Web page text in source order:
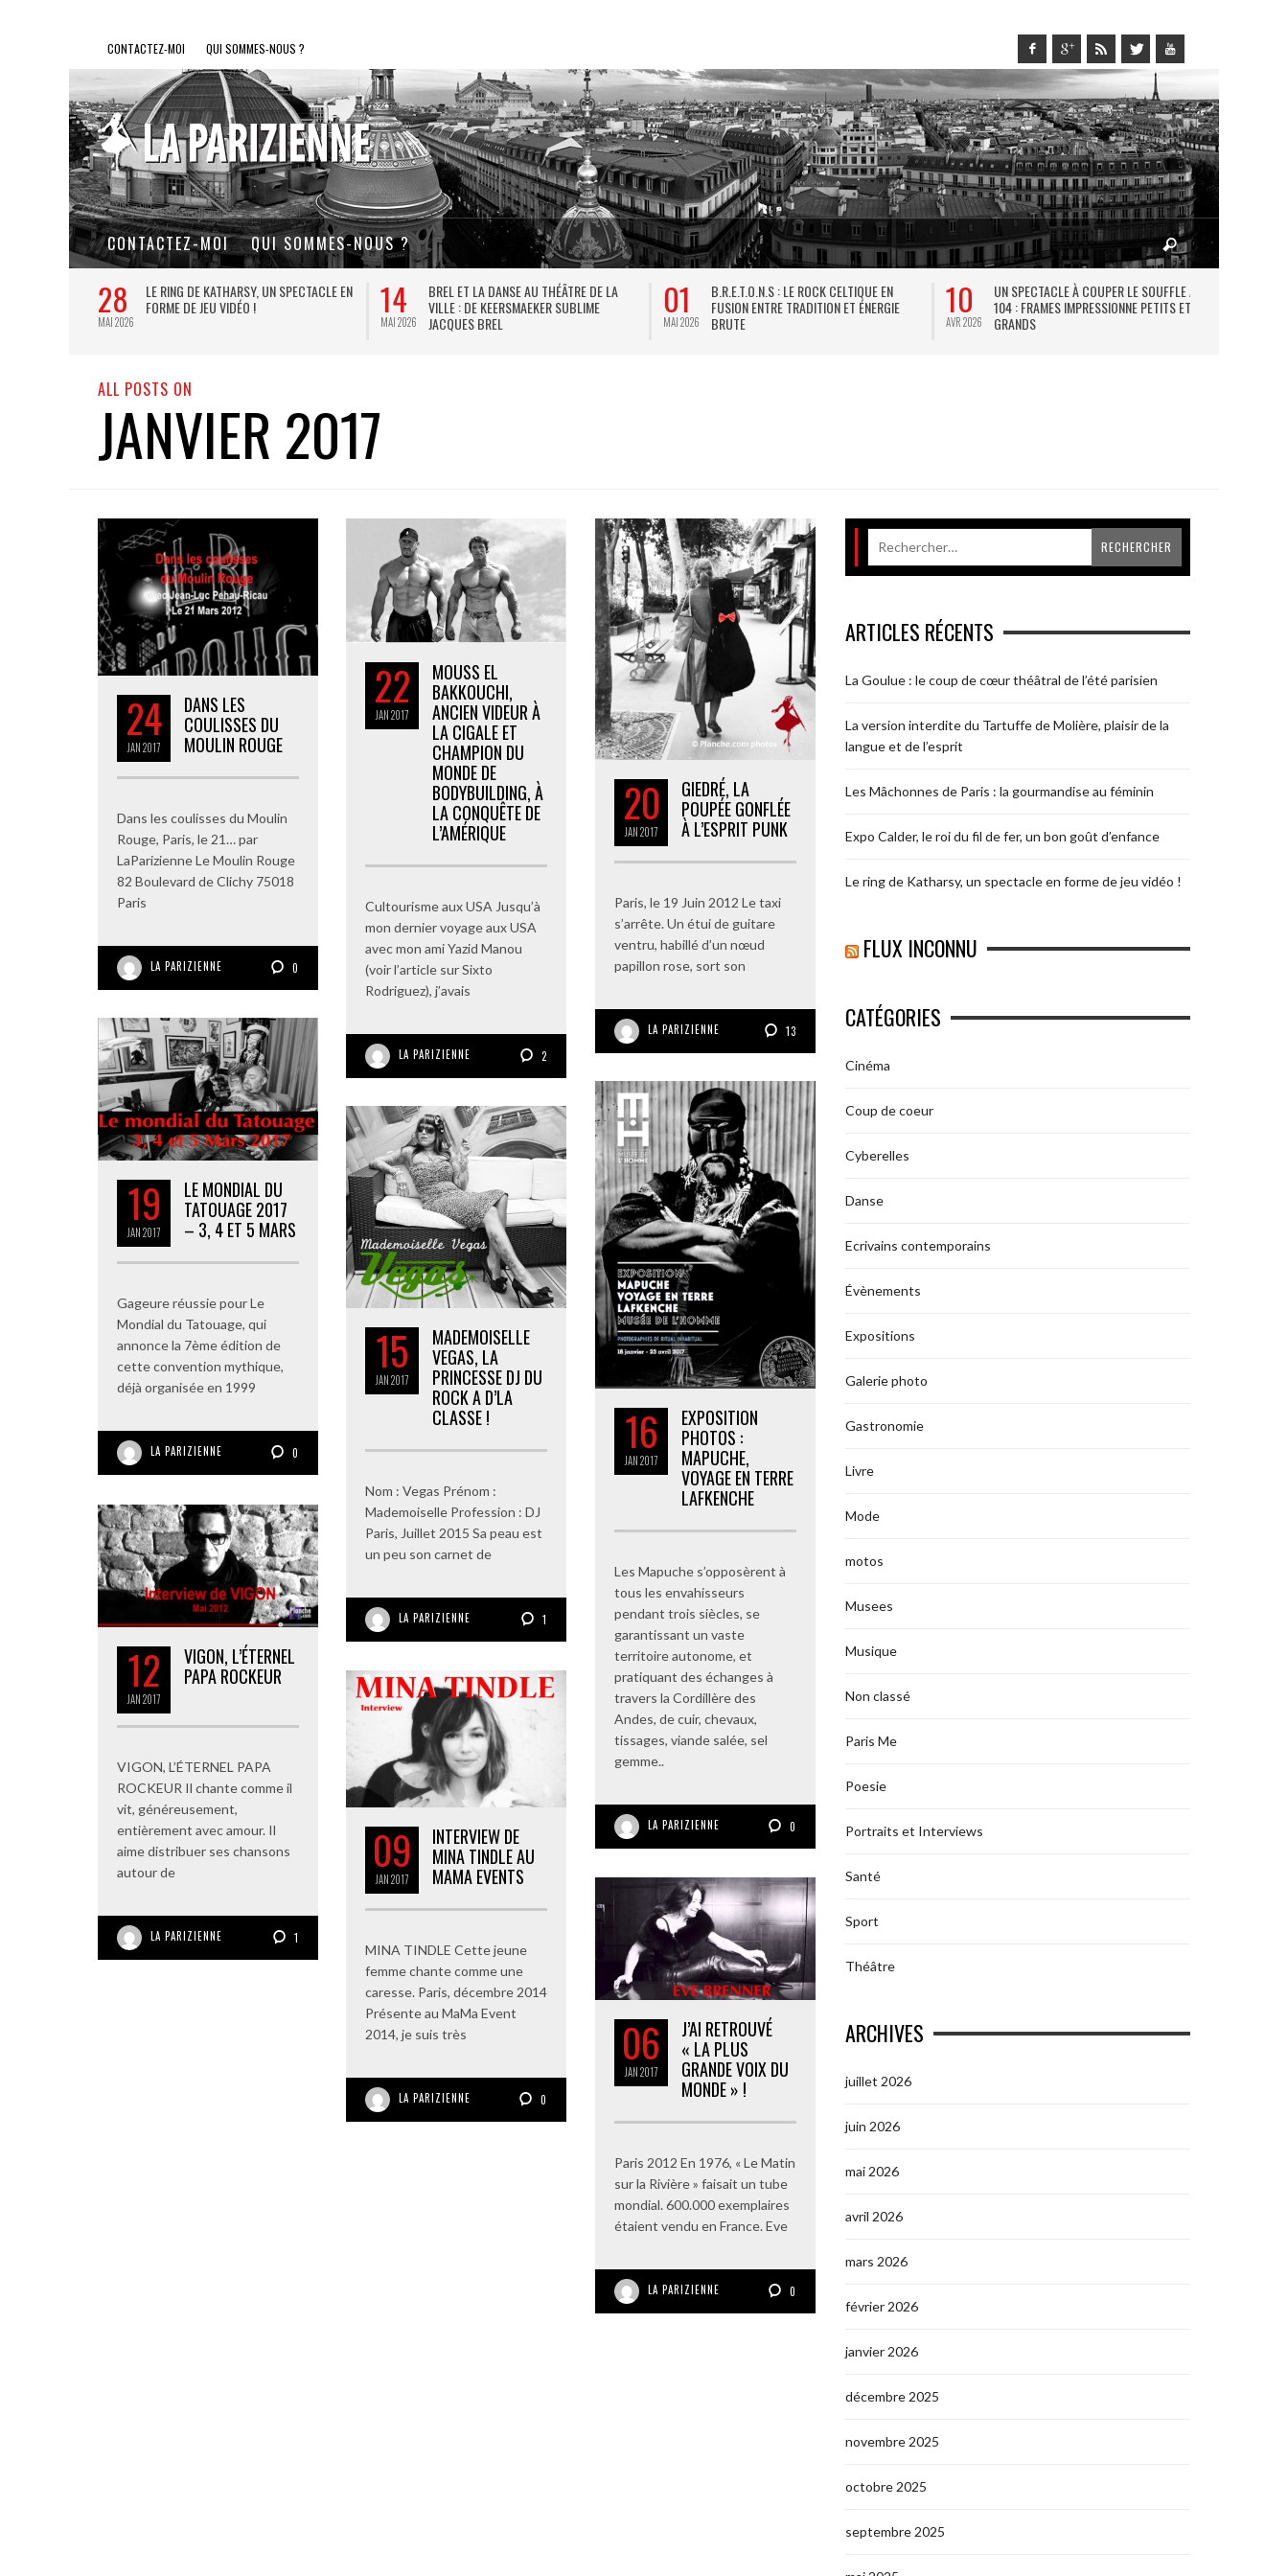
CONTACTEZ-MOI QUI SOMMES-NOUS ?
CONTACTEZ-MOI QUI SOMMES-NOUS ?
28
MAI 2026
LE RING DE KATHARSY, UN SPECTACLE EN
FORME DE JEU VIDÉO !
14
MAI 2026
BREL ET LA DANSE AU THÉÂTRE DE LA
VILLE : DE KEERSMAEKER SUBLIME
JACQUES BREL
01
MAI 2026
B.R.E.T.O.N.S : LE ROCK CELTIQUE EN
FUSION ENTRE TRADITION ET ÉNERGIE
BRUTE
10
AVR 2026
UN SPECTACLE À COUPER LE SOUFFLE AU
104 : FRAMES IMPRESSIONNE PETITS ET
GRANDS
ALL POSTS ON
JANVIER 2017
24
JAN2017
DANS LES
COULISSES DU
MOULIN ROUGE
Dans les coulisses du Moulin
Rouge, Paris, le 21… par
LaParizienne Le Moulin Rouge
82 Boulevard de Clichy 75018
Paris
LA PARIZIENNE 0
22
JAN2017
MOUSS EL
BAKKOUCHI,
ANCIEN VIDEUR À
LA CIGALE ET
CHAMPION DU
MONDE DE
BODYBUILDING, À
LA CONQUÊTE DE
L’AMÉRIQUE
Cultourisme aux USA Jusqu’à
mon dernier voyage aux USA
avec mon ami Yazid Manou
(voir l’article sur Sixto
Rodriguez), j’avais
LA PARIZIENNE 2
20
JAN2017
GIEDRÉ, LA
POUPÉE GONFLÉE
À L’ESPRIT PUNK
Paris, le 19 Juin 2012 Le taxi
s’arrête. Un étui de guitare
ventru, habillé d’un nœud
papillon rose, sort son
LA PARIZIENNE 13
19
JAN2017
LE MONDIAL DU
TATOUAGE 2017
– 3, 4 ET 5 MARS
Gageure réussie pour Le
Mondial du Tatouage, qui
annonce la 7ème édition de
cette convention mythique,
déjà organisée en 1999
LA PARIZIENNE 0 16
JAN2017
EXPOSITION
PHOTOS :
MAPUCHE,
VOYAGE EN TERRE
LAFKENCHE
Les Mapuche s’opposèrent à
tous les envahisseurs
pendant trois siècles, se
garantissant un vaste
territoire autonome, et
pratiquant des échanges à
travers la Cordillère des
Andes, de cuir, chevaux,
tissages, viande salée, sel
gemme..
LA PARIZIENNE 0
15
JAN2017
MADEMOISELLE
VEGAS, LA
PRINCESSE DJ DU
ROCK A D’LA
CLASSE !
Nom : Vegas Prénom :
Mademoiselle Profession : DJ
Paris, Juillet 2015 Sa peau est
un peu son carnet de
LA PARIZIENNE 1
12
JAN2017
VIGON, L’ÉTERNEL
PAPA ROCKEUR
VIGON, L’ÉTERNEL PAPA
ROCKEUR Il chante comme il
vit, généreusement,
entièrement avec amour. Il
aime distribuer ses chansons
autour de
LA PARIZIENNE 1
09
JAN2017
INTERVIEW DE
MINA TINDLE AU
MAMA EVENTS
MINA TINDLE Cette jeune
femme chante comme une
caresse. Paris, décembre 2014
Présente au MaMa Event
2014, je suis très
LA PARIZIENNE 0
06
JAN2017
J’AI RETROUVÉ
« LA PLUS
GRANDE VOIX DU
MONDE » !
Paris 2012 En 1976, « Le Matin
sur la Rivière » faisait un tube
mondial. 600.000 exemplaires
étaient vendu en France. Eve
LA PARIZIENNE 0
ARTICLES RÉCENTS
La Goulue : le coup de cœur théâtral de l’été parisien
La version interdite du Tartuffe de Molière, plaisir de la
langue et de l’esprit
Les Mâchonnes de Paris : la gourmandise au féminin
Expo Calder, le roi du fil de fer, un bon goût d’enfance
Le ring de Katharsy, un spectacle en forme de jeu vidéo !
FLUX INCONNU
CATÉGORIES
Cinéma
Coup de coeur
Cyberelles
Danse
Ecrivains contemporains
Évènements
Expositions
Galerie photo
Gastronomie
Livre
Mode
motos
Musees
Musique
Non classé
Paris Me
Poesie
Portraits et Interviews
Santé
Sport
Théâtre
ARCHIVES
juillet 2026
juin 2026
mai 2026
avril 2026
mars 2026
février 2026
janvier 2026
décembre 2025
novembre 2025
octobre 2025
septembre 2025